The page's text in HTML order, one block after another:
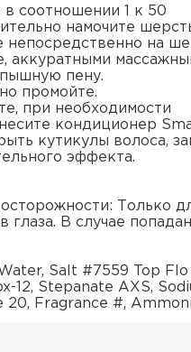
в соотношении 1 к 50
намочите
непосредственно на
аккуратными
пену.
промойте.
при необходимости
кондиционер
кутикулы волоса,
эффекта.
Только
глаза. В случае
Salt #7559 Top
12, Stepanate AXS,
20, Fragrance #,